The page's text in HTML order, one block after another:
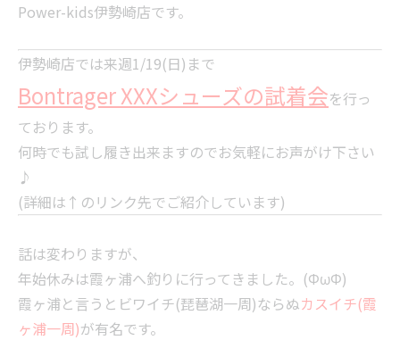
Power-kids伊勢崎店です。
伊勢崎店では来週1/19(日)まで
Bontrager XXXシューズの試着会を行っ
ております。
何時でも試し履き出来ますのでお気軽にお声がけ下さい
♪
(詳細は↑のリンク先でご紹介しています)
話は変わりますが、
年始休みは霞ヶ浦へ釣りに行ってきました。(ΦωΦ)
霞ヶ浦と言うとビワイチ(琵琶湖一周)ならぬカスイチ(霞
ヶ浦一周)が有名です。